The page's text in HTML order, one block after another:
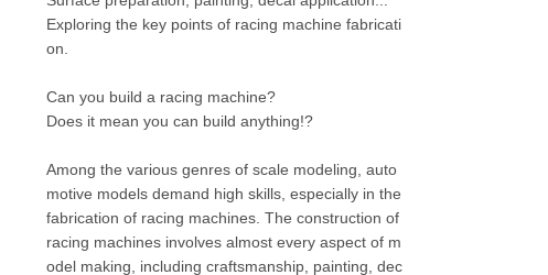
Exploring the key points of racing machine fabricati
on.
Can you build a racing machine?
Does it mean you can build anything!?
Among the various genres of scale modeling, auto
motive models demand high skills, especially in the
fabrication of racing machines. The construction of
racing machines involves almost every aspect of m
odel making, including craftsmanship, painting, dec